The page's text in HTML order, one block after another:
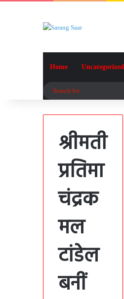
Home Uncategorized
श्रीमती
प्रतिमा
चंद्रक
मल
टांडेल
बनीं